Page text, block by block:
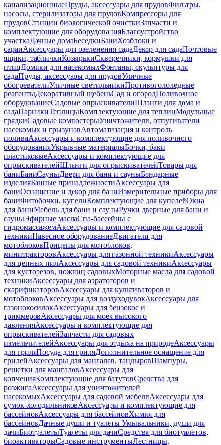
канализационныеПруды, аксессуары для прудовФильтры,
насосы, стерилизаторы для прудовКомпрессоры для
прудовСтанции биологической очисткиЗапчасти и
комплектующие для оборудованияБлагоустройство
участкаДачные домаБеседкиБаниХозблоки и
сараиАксессуары для озеленения садаДекор для садаПочтовые
ящики, табличкиКозырькиСкворечники, кормушки для
птицДомики для насекомыхФонтаны, скульптуры для
садаПруды, аксессуары для прудовУличные
обогревателиУличные светильникиПротивогололедные
реагентыДекоративный щебеньСад и огородПоливочное
оборудованиеСадовые опрыскивателиШланги для дома и
садаПарникиТеплицыКомплектующие для теплицМодульные
грядкиСадовые компостерыУничтожители, отпугиватели
насекомых и грызуновАвтоматизация и контроль
поливаАксессуары и комплектующие для поливочного
оборудованияУкрывные материалыБочки, баки
пластиковыеАксессуары и комплектующие для
опрыскивателейШланги для опрыскивателейТовары для
баниБаниСауныДвери для бани и сауныБондарные
изделияБанные принадлежностиАксессуары для
баниОснащение и декор для баниИзмерительные приборы для
баниФитобочки, купелиКомплектующие для купелейОкна
для баниМебель для бани и сауныРучки дверные для бани и
сауныЭфирные маслаСпа-бассейны с
гидромассажемАксессуары и комплектующие для садовой
техникиНавесное оборудованиеДвигатели для
мотоблоковПрицепы для мотоблоков,
минитракторовАксессуары для газонной техникиАксессуары
для цепных пилАксессуары для садовой техникиАксессуары
для кусторезов, ножниц садовыхМоторные масла для садовой
техникиАксессуары для аэратоторов и
скарификаторовАксессуары для культиваторов и
мотоблоковАксессуары для воздуходувокАксессуары для
газонокосилокАксессуары для бензокос и
триммеровАксессуары для моек высокого
давленияАксессуары и комплектующие для
опрыскивателейЗапчасти для садовых
измельчителейАксессуары для отдыха на природеАксессуары
для гриляПосуда для гриляДополнительное оснащение для
грилейАксессуары для мангалов, тандыровШампуры,
решетки для мангаловАксессуары для
копченияКомплектующие для батутовСредства для
розжигаАксессуары для уничтожителей
насекомыхАксессуары для садовой мебелиАксессуары для
сумок-холодильниковАксессуары и комплектующие для
бассейновАксессуары для бассейновХимия для
бассейновДачные души и туалеты Умывальники, души для
дачиБиотуалетыТуалеты для дачиСредства для биотуалетов,
биоактиваторыСадовые инструментыЛестницы,